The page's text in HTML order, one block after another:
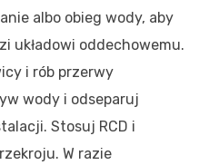
albo obieg wody, aby
układowi oddechowemu.
i rób przerwy
wody i odseparuj
Stosuj RCD i
W razie